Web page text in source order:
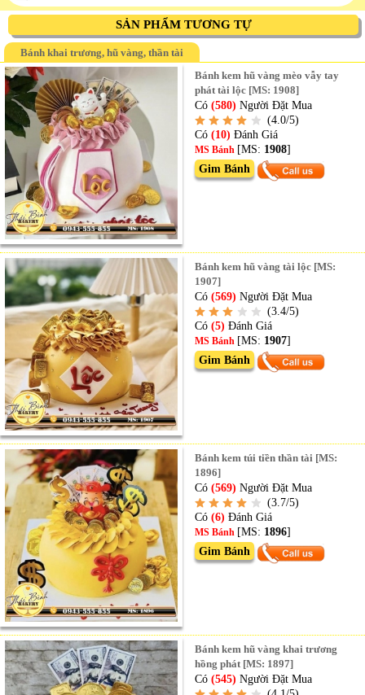
SẢN PHẨM TƯƠNG TỰ
Bánh khai trương, hũ vàng, thần tài
Bánh kem hũ vàng mèo vẫy tay
phát tài lộc [MS: 1908]
Có(580) Người Đặt Mua
(4.0/5)
Có (10)Đánh Giá
MS Bánh [MS: 1908]
Gim Bánh
Bánh kem hũ vàng tài lộc [MS:
1907]
Có(569) Người Đặt Mua
(3.4/5)
Có (5)Đánh Giá
MS Bánh [MS: 1907]
Gim Bánh
Bánh kem túi tiền thần tài [MS:
1896]
Có(569) Người Đặt Mua
(3.7/5)
Có (6)Đánh Giá
MS Bánh [MS: 1896]
Gim Bánh
Bánh kem hũ vàng khai trương
hồng phát [MS: 1897]
Có(545) Người Đặt Mua